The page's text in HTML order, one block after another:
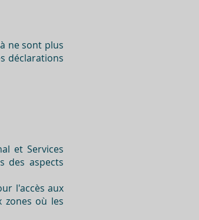
ne sont plus
déclarations
et Services
des aspects
l'accès aux
zones où les